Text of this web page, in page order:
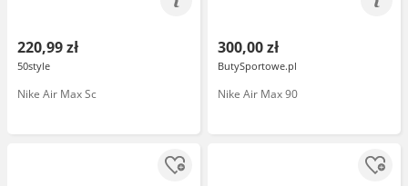
220,99 zł
50style
Nike Air Max Sc
300,00 zł
ButySportowe.pl
Nike Air Max 90